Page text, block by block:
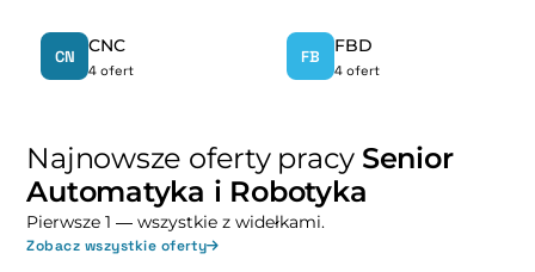
CN
CNC
4 ofert
FB
FBD
4 ofert
Najnowsze oferty pracy Senior
Automatyka i Robotyka
Pierwsze 1 — wszystkie z widełkami.
Zobacz wszystkie oferty